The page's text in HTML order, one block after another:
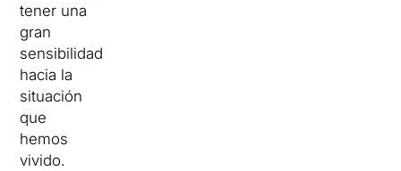
tener una
gran
sensibilidad
hacia la
situación
que
hemos
vivido.